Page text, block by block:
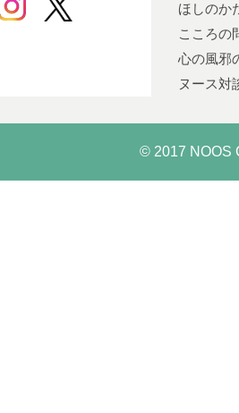
ほしのか
こころの
心の風邪
ヌース対
© 2017 NOOS